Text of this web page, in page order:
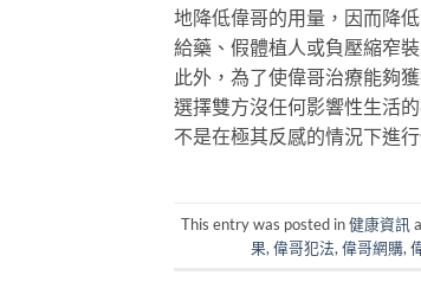
地降低偉哥的用量，因而降
給藥、假體植人或負壓縮窄
此外，為了使偉哥治療能夠
選擇雙方沒任何影響性生活
不是在極其反感的情況下進
This entry was posted in健康資訊
果,偉哥犯法,偉哥網購,